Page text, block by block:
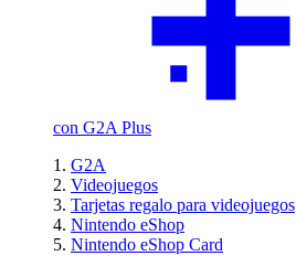
con G2A Plus
G2A
Videojuegos
Tarjetas regalo para videojuegos
Nintendo eShop
Nintendo eShop Card